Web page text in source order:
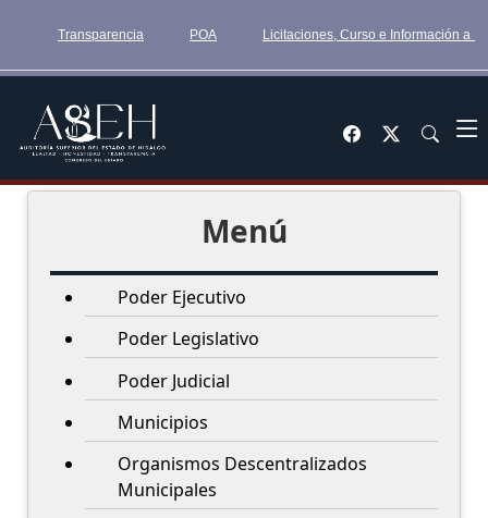
Transparencia POA Licitaciones, Curso e Información a
Menú
Poder Ejecutivo
Poder Legislativo
Poder Judicial
Municipios
Organismos Descentralizados
Municipales